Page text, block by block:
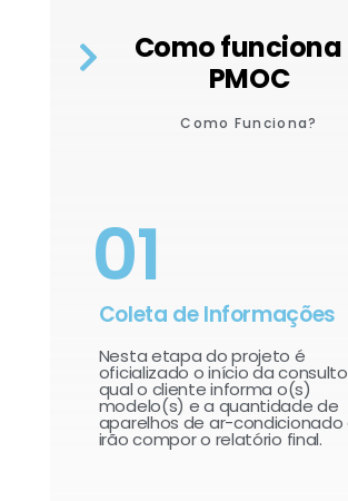
Como funciona
PMOC
Como Funciona?
01
Coleta de Informações
Nesta etapa do projeto é
oficializado o início da
qual o cliente informa o(s)
modelo(s) e a quantidade de
aparelhos de ar-condicionado
irão compor o relatório final.​